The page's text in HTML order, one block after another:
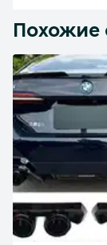
Похожие